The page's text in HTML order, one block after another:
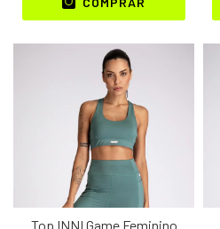
Top INNI Game Feminino